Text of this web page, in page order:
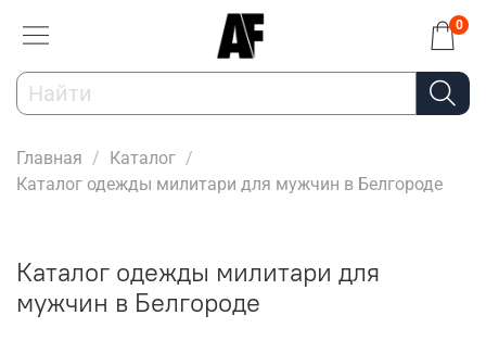
0
Главная
Каталог
Каталог одежды милитари для мужчин в Белгороде
Каталог одежды милитари для
мужчин в Белгороде